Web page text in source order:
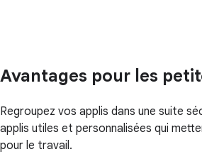
Avantages pour les
Regroupez vos applis dans une suite
applis utiles et personnalisées qui
pour le travail.